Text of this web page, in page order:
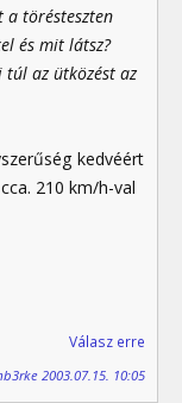
a törésteszten
és mit látsz?
túl az ütközést az
kedvéért
210 km/h-val
Válasz erre
2003.07.15. 10:05